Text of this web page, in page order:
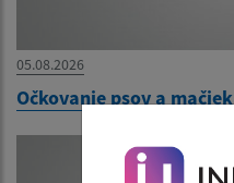
05.08.2026
Očkovanie psov a mačiek